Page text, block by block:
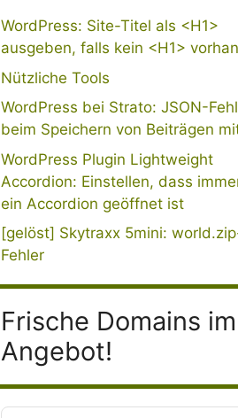
WordPress: Site-Titel als <H1>
ausgeben, falls kein <H1>
Nützliche Tools
WordPress bei Strato: JSON-
beim Speichern von Beiträgen
WordPress Plugin Lightweight
Accordion: Einstellen, dass
ein Accordion geöffnet ist
[gelöst] Skytraxx 5mini:
Fehler
Frische Domains im
Angebot!